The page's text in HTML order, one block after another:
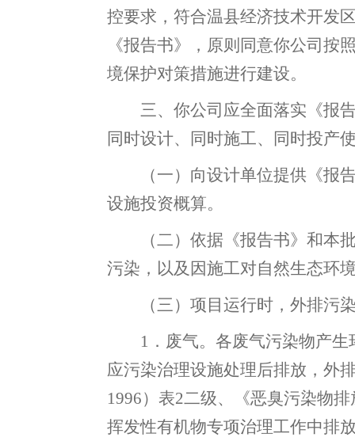
控要求 ， 符合温县经济技术开发
《报告书》，原则同意你公司
境保护对策措施进行建设。
三、你公司应全面落实《报
同时设计、同时施工、同时投产
（一）向设计单位提供《报
设施投资概算。
（二）依据《报告书》和本
污染 ， 以及因施工对自然生态环
（三） 项目运行时 ， 外排污
1．废气。 各废气污染物产生
应污染治理设施处理后排放 ， 外
1996） 表2二级、
《恶臭污染物
挥发性有机物专项治理工作中排